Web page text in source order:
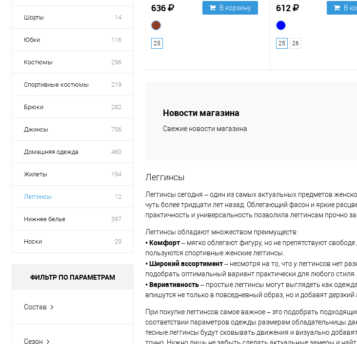
Шорты 14
Юбки 116
Костюмы 296
Спортивные костюмы 219
Брюки 282
Джинсы 756
Домашняя одежда 460
Жилеты 194
Леггинсы 12
Нижнее белье 397
Носки 29
ФИЛЬТР ПО ПАРАМЕТРАМ
Состав
Сезон
636 В корзину
25
612 В
25 26
Новости магазина
Свежие новости магазина
Леггинсы
Леггинсы сегодня – один из самых актуальных предметов
чуть более тридцати лет назад. Облегающий фасон и яркие
практичность и универсальность позволила леггинсам прочно
Леггинсы обладают множеством преимуществ:
• Комфорт– мягко облегают фигуру, но не препятствуют
пользуются спортивные женские леггинсы.
• Широкий ассортимент– несмотря на то, что у леггинсов нет
подобрать оптимальный вариант практически для любого стиля.
• Вариативность– простые леггинсы могут выглядеть как
впишутся не только в повседневный образ, но и добавят
При покупке леггинсов самое важное – это подобрать
соответствии параметров одежды размерам обладательницы
тесные леггинсы будут сковывать движения и визуально